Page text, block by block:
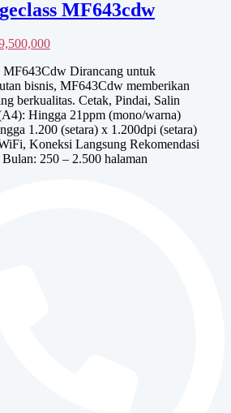
MF643cdw
Harga
ini
adalah:
Rp9,500,000.
MF643Cdw Dirancang untuk
bisnis, MF643Cdw memberikan
berkualitas. Cetak, Pindai, Salin
Hingga 21ppm (mono/warna)
1.200 (setara) x 1.200dpi (setara)
Koneksi Langsung Rekomendasi
250 – 2.500 halaman